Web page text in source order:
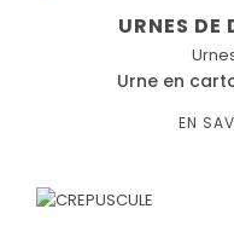
URNES DE
Urne en
EN